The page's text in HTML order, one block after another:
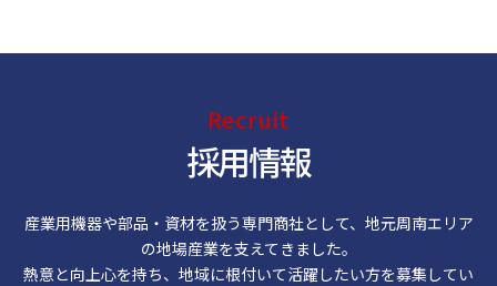
Recruit
採用情報
産業用機器や部品・資材を扱う専門商社として、地元周南エリア
の地場産業を支えてきました。
熱意と向上心を持ち、地域に根付いて活躍したい方を募集してい